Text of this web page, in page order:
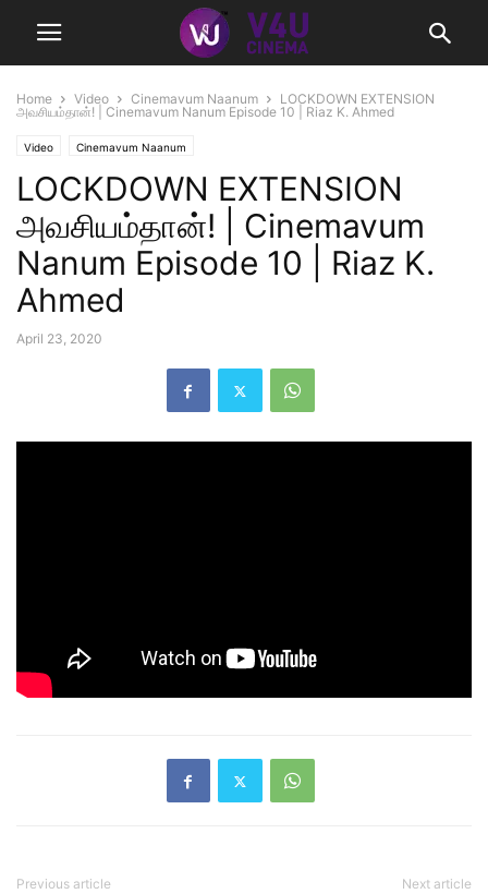
Home Video Cinemavum Naanum
LOCKDOWN EXTENSION
அவசியம்தான்! | Cinemavum Nanum Episode 10 | Riaz K. Ahmed
Video Cinemavum Naanum
LOCKDOWN EXTENSION
அவசியம்தான்! | Cinemavum
Nanum Episode 10 | Riaz K.
Ahmed
April 23, 2020
Previous article Next article